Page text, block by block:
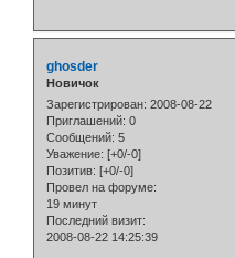
ghosder
Новичок
Зарегистрирован: 2008-08-22
Приглашений: 0
Сообщений: 5
Уважение: [+0/-0]
Позитив: [+0/-0]
Провел на форуме:
19 минут
Последний визит:
2008-08-22 14:25:39